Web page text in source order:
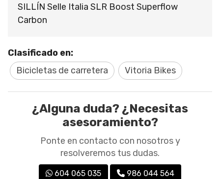
SILLÍN Selle Italia SLR Boost Superflow
Carbon
Clasificado en:
Bicicletas de carretera
Vitoria Bikes
¿Alguna duda? ¿Necesitas
asesoramiento?
Ponte en contacto con nosotros y
resolveremos tus dudas.
604 065 035 986 044 564